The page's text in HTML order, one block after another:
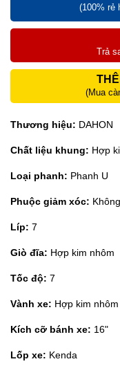
(100% rẻ
Trả
(Mua
Thương hiệu: DAHON
Chất liệu khung: Hợp
Loại phanh: Phanh U
Phuộc giảm xóc: Không
Líp: 7
Giò đĩa: Hợp kim nhôm
Tốc độ: 7
Vành xe: Hợp kim nhôm
Kích cỡ bánh xe: 16"
Lốp xe: Kenda